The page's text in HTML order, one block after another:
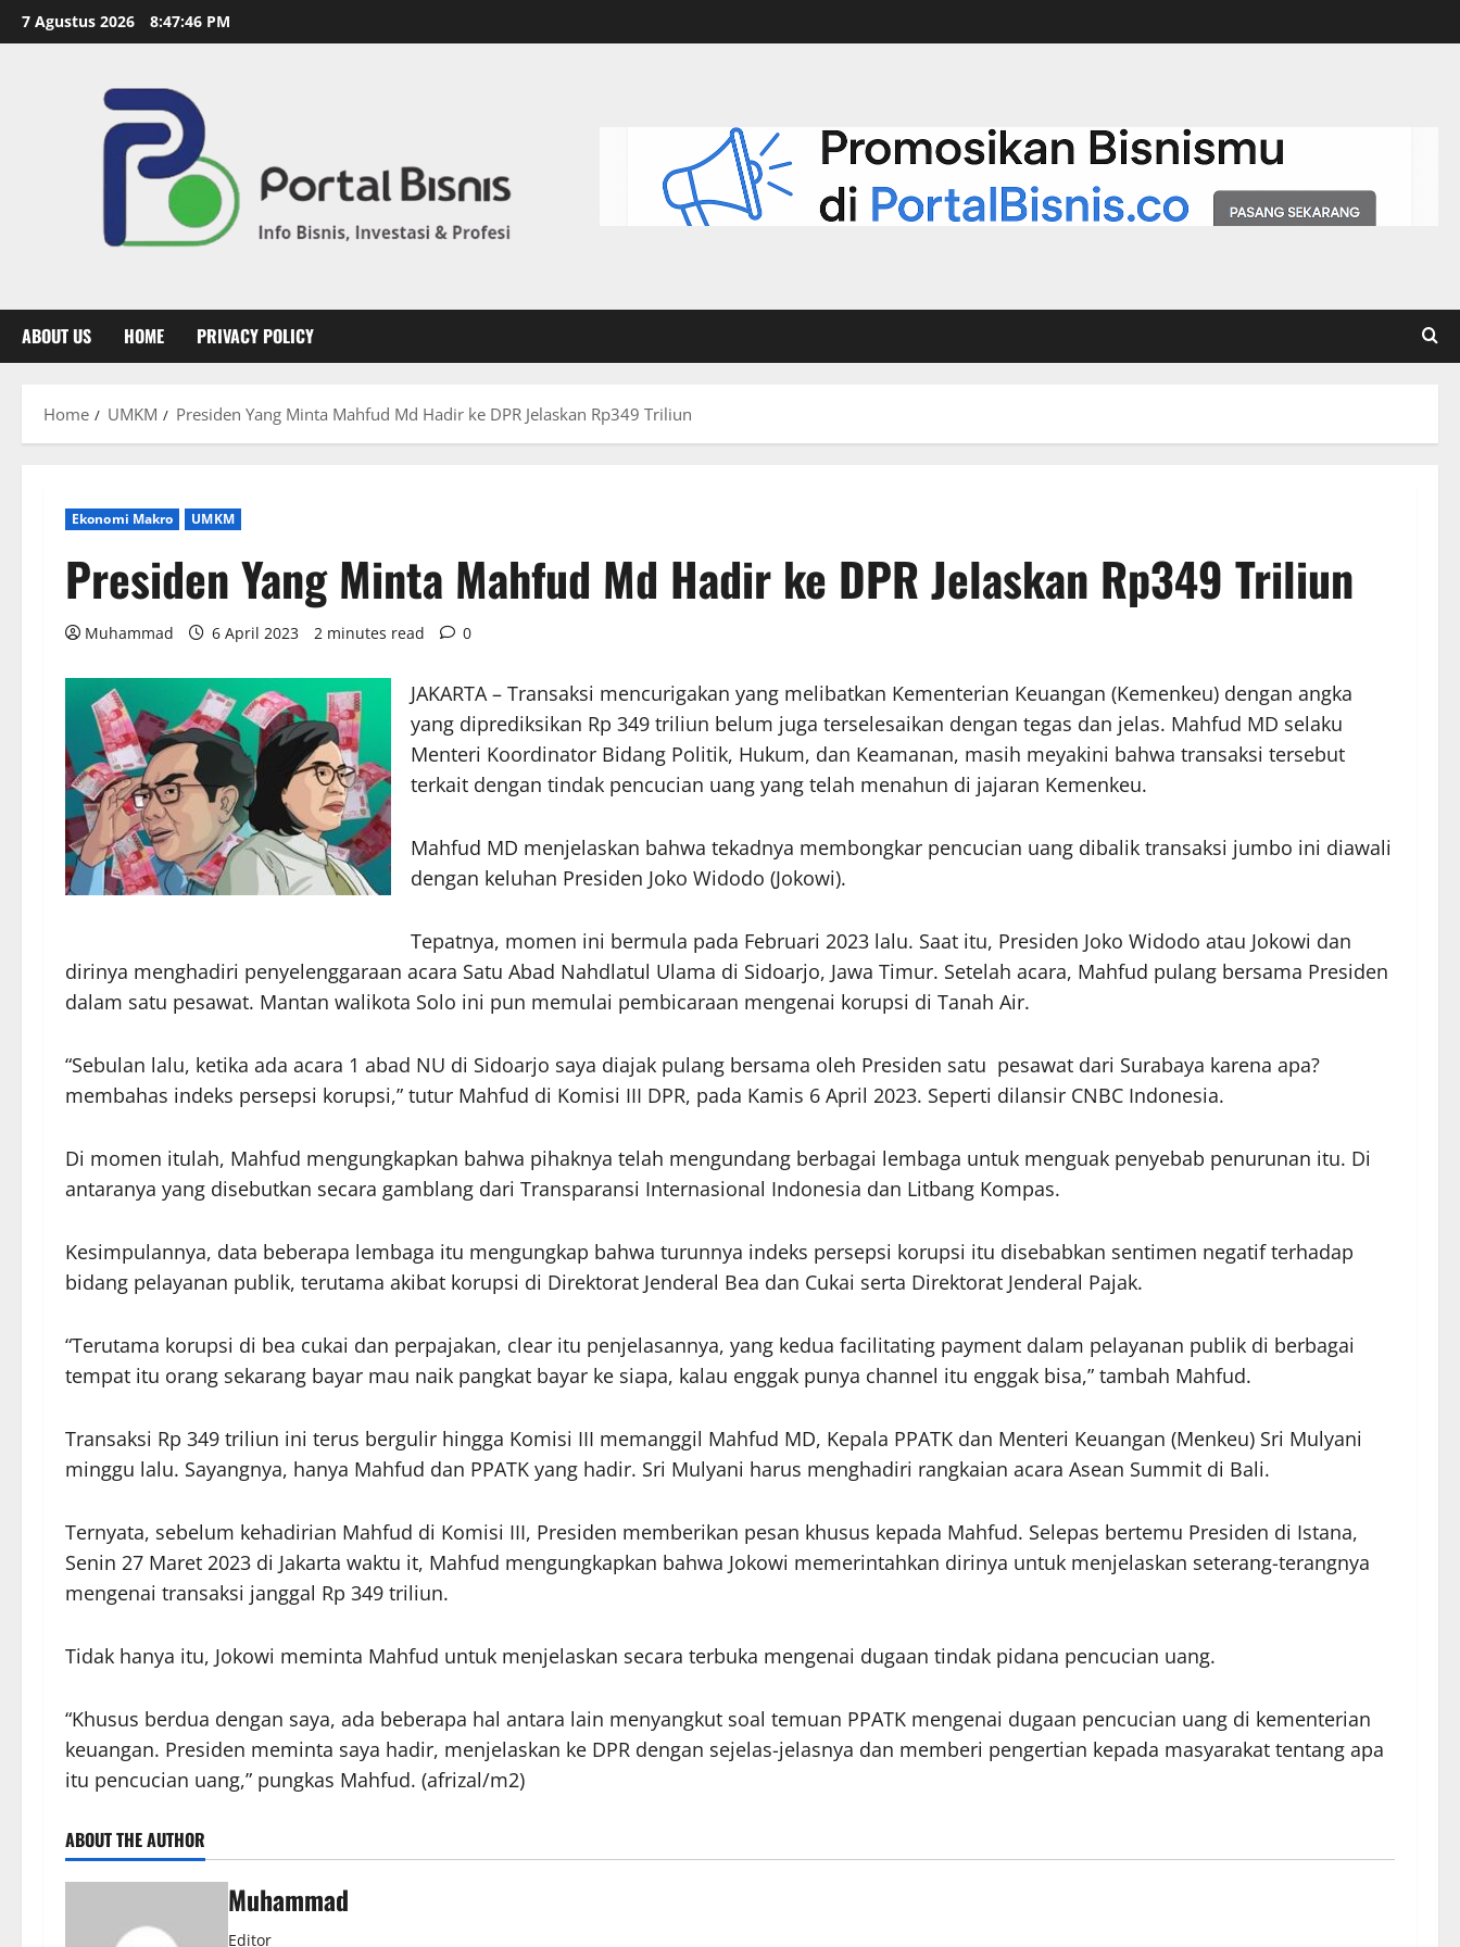
7 Agustus 2026 8:47:47 PM
ABOUT US HOME PRIVACY POLICY
Home UMKM Presiden Yang Minta Mahfud Md Hadir ke DPR Jelaskan Rp349 Triliun
Ekonomi Makro UMKM
Presiden Yang Minta Mahfud Md Hadir ke DPR Jelaskan Rp349 Triliun
Muhammad 6 April 2023 2 minutes read 0
JAKARTA – Transaksi mencurigakan yang melibatkan Kementerian Keuangan (Kemenkeu) dengan angka
yang diprediksikan Rp 349 triliun belum juga terselesaikan dengan tegas dan jelas. Mahfud MD selaku
Menteri Koordinator Bidang Politik, Hukum, dan Keamanan, masih meyakini bahwa transaksi tersebut
terkait dengan tindak pencucian uang yang telah menahun di jajaran Kemenkeu.
Mahfud MD menjelaskan bahwa tekadnya membongkar pencucian uang dibalik transaksi jumbo ini diawali
dengan keluhan Presiden Joko Widodo (Jokowi).
Tepatnya, momen ini bermula pada Februari 2023 lalu. Saat itu, Presiden Joko Widodo atau Jokowi dan
dirinya menghadiri penyelenggaraan acara Satu Abad Nahdlatul Ulama di Sidoarjo, Jawa Timur. Setelah acara, Mahfud pulang bersama Presiden
dalam satu pesawat. Mantan walikota Solo ini pun memulai pembicaraan mengenai korupsi di Tanah Air.
“Sebulan lalu, ketika ada acara 1 abad NU di Sidoarjo saya diajak pulang bersama oleh Presiden satu pesawat dari Surabaya karena apa?
membahas indeks persepsi korupsi,” tutur Mahfud di Komisi III DPR, pada Kamis 6 April 2023. Seperti dilansir CNBC Indonesia.
Di momen itulah, Mahfud mengungkapkan bahwa pihaknya telah mengundang berbagai lembaga untuk menguak penyebab penurunan itu. Di
antaranya yang disebutkan secara gamblang dari Transparansi Internasional Indonesia dan Litbang Kompas.
Kesimpulannya, data beberapa lembaga itu mengungkap bahwa turunnya indeks persepsi korupsi itu disebabkan sentimen negatif terhadap
bidang pelayanan publik, terutama akibat korupsi di Direktorat Jenderal Bea dan Cukai serta Direktorat Jenderal Pajak.
“Terutama korupsi di bea cukai dan perpajakan, clear itu penjelasannya, yang kedua facilitating payment dalam pelayanan publik di berbagai
tempat itu orang sekarang bayar mau naik pangkat bayar ke siapa, kalau enggak punya channel itu enggak bisa,” tambah Mahfud.
Transaksi Rp 349 triliun ini terus bergulir hingga Komisi III memanggil Mahfud MD, Kepala PPATK dan Menteri Keuangan (Menkeu) Sri Mulyani
minggu lalu. Sayangnya, hanya Mahfud dan PPATK yang hadir. Sri Mulyani harus menghadiri rangkaian acara Asean Summit di Bali.
Ternyata, sebelum kehadirian Mahfud di Komisi III, Presiden memberikan pesan khusus kepada Mahfud. Selepas bertemu Presiden di Istana,
Senin 27 Maret 2023 di Jakarta waktu it, Mahfud mengungkapkan bahwa Jokowi memerintahkan dirinya untuk menjelaskan seterang-terangnya
mengenai transaksi janggal Rp 349 triliun.
Tidak hanya itu, Jokowi meminta Mahfud untuk menjelaskan secara terbuka mengenai dugaan tindak pidana pencucian uang.
“Khusus berdua dengan saya, ada beberapa hal antara lain menyangkut soal temuan PPATK mengenai dugaan pencucian uang di kementerian
keuangan. Presiden meminta saya hadir, menjelaskan ke DPR dengan sejelas-jelasnya dan memberi pengertian kepada masyarakat tentang apa
itu pencucian uang,” pungkas Mahfud. (afrizal/m2)
ABOUT THE AUTHOR
Muhammad
Editor